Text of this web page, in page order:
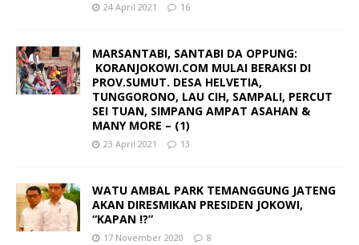
24 April 2021 16
MARSANTABI, SANTABI DA OPPUNG:
KORANJOKOWI.COM MULAI BERAKSI DI
PROV.SUMUT. DESA HELVETIA,
TUNGGORONO, LAU CIH, SAMPALI, PERCUT
SEI TUAN, SIMPANG AMPAT ASAHAN &
MANY MORE – (1)
23 April 2021 13
WATU AMBAL PARK TEMANGGUNG JATENG
AKAN DIRESMIKAN PRESIDEN JOKOWI,
“KAPAN !?”
17 November 2020 8